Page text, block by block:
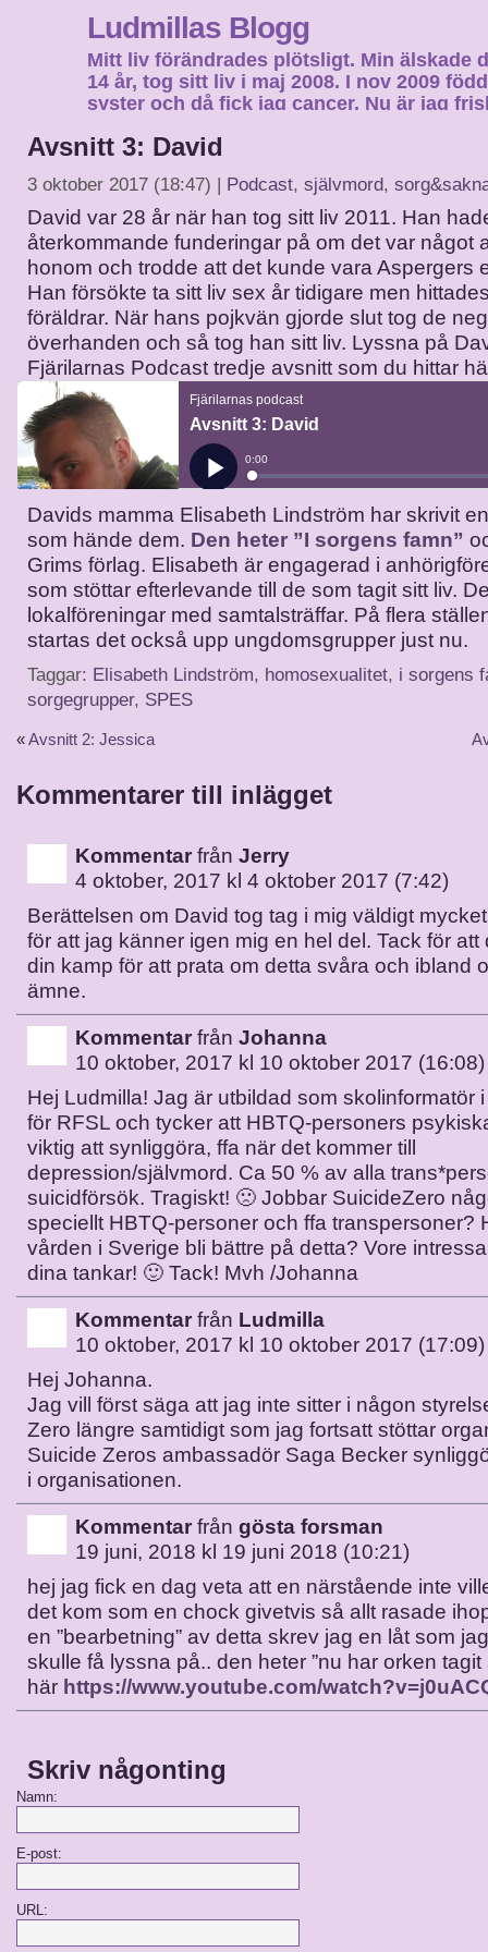
Ludmillas Blogg
Mitt liv förändrades plötsligt. Min älskade
14 år, tog sitt liv i maj 2008. I nov 2009
syster och då fick jag cancer. Nu är jag
Avsnitt 3: David
3 oktober 2017 (18:47) | Podcast, självmord,
David var 28 år när han tog sitt liv 2011. Han
återkommande funderingar på om det var något
honom och trodde att det kunde vara Aspergers
Han försökte ta sitt liv sex år tidigare men
föräldrar. När hans pojkvän gjorde slut tog de
överhanden och så tog han sitt liv. Lyssna på
Fjärilarnas Podcast tredje avsnitt som du hittar
Davids mamma Elisabeth Lindström har skrivit
som hände dem. Den heter ”I sorgens famn”
Grims förlag. Elisabeth är engagerad i
som stöttar efterlevande till de som tagit sitt liv.
lokalföreningar med samtalsträffar. På flera
startas det också upp ungdomsgrupper just nu.
Taggar: Elisabeth Lindström, homosexualitet, i sorgens
sorgegrupper, SPES
«Avsnitt 2: Jessica
Kommentarer till inlägget
Kommentar från Jerry
4 oktober, 2017 kl 4 oktober 2017 (7:42)
Berättelsen om David tog tag i mig väldigt
för att jag känner igen mig en hel del. Tack för att
din kamp för att prata om detta svåra och ibland
ämne.
Kommentar från Johanna
10 oktober, 2017 kl 10 oktober 2017 (16:08)
Hej Ludmilla! Jag är utbildad som skolinformatör
för RFSL och tycker att HBTQ-personers
viktig att synliggöra, ffa när det kommer till
depression/självmord. Ca 50 % av alla
suicidförsök. Tragiskt! 🙁 Jobbar SuicideZero
speciellt HBTQ-personer och ffa transpersoner?
vården i Sverige bli bättre på detta? Vore
dina tankar! 🙂 Tack! Mvh /Johanna
Kommentar från Ludmilla
10 oktober, 2017 kl 10 oktober 2017 (17:09)
Hej Johanna.
Jag vill först säga att jag inte sitter i någon
Zero längre samtidigt som jag fortsatt stöttar
Suicide Zeros ambassadör Saga Becker
i organisationen.
Kommentar från gösta forsman
19 juni, 2018 kl 19 juni 2018 (10:21)
hej jag fick en dag veta att en närstående inte
det kom som en chock givetvis så allt rasade
en ”bearbetning” av detta skrev jag en låt som
skulle få lyssna på.. den heter ”nu har orken tagit
här https://www.youtube.com/
Skriv någonting
Namn:
E-post:
URL: